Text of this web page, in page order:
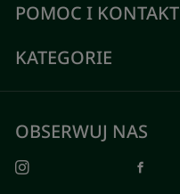
POMOC I KONTAKT
KATEGORIE
OBSERWUJ NAS